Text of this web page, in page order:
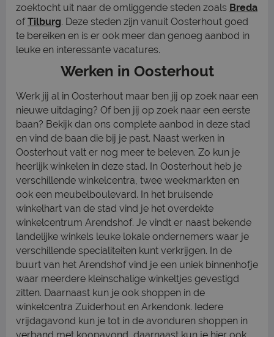
zoektocht uit naar de omliggende steden zoals Breda
ofTilburg. Deze steden zijn vanuit Oosterhout goed
te bereiken en is er ook meer dan genoeg aanbod in
leuke en interessante vacatures.
Werken in Oosterhout
Werk jij al in Oosterhout maar ben jij op zoek naar een
nieuwe uitdaging? Of ben jij op zoek naar een eerste
baan? Bekijk dan ons complete aanbod in deze stad
en vind de baan die bij je past. Naast werken in
Oosterhout valt er nog meer te beleven. Zo kun je
heerlijk winkelen in deze stad. In Oosterhout heb je
verschillende winkelcentra, twee weekmarkten en
ook een meubelboulevard. In het bruisende
winkelhart van de stad vind je het overdekte
winkelcentrum Arendshof. Je vindt er naast bekende
landelijke winkels leuke lokale ondernemers waar je
verschillende specialiteiten kunt verkrijgen. In de
buurt van het Arendshof vind je een uniek binnenhofje
waar meerdere kleinschalige winkeltjes gevestigd
zitten. Daarnaast kun je ook shoppen in de
winkelcentra Zuiderhout en Arkendonk. Iedere
vrijdagavond kun je tot in de avonduren shoppen in